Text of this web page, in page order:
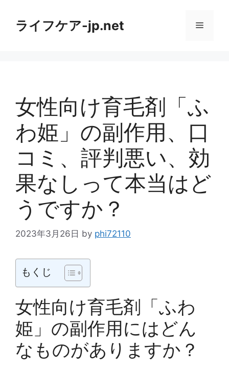
ライフケア-jp.net メ
ー
女性向け育毛剤「ふ
わ姫」の副作用、口
コミ、評判悪い、効
果なしって本当はど
うですか？
2023年3月26日 by phi72110
もくじ
女性向け育毛剤「ふわ
姫」の副作用にはどん
なものがありますか？